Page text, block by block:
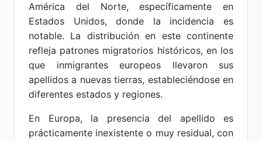
América del Norte, específicamente en
Estados Unidos, donde la incidencia es
notable. La distribución en este continente
refleja patrones migratorios históricos, en los
que inmigrantes europeos llevaron sus
apellidos a nuevas tierras, estableciéndose en
diferentes estados y regiones.
En Europa, la presencia del apellido es
prácticamente inexistente o muy residual, con